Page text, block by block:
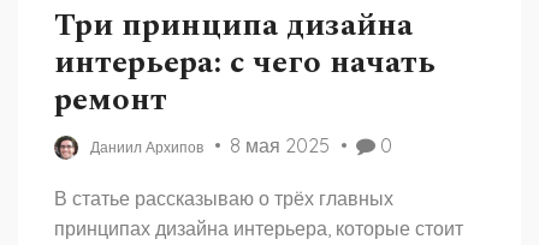
Три принципа дизайна
интерьера: с чего начать
ремонт
Даниил Архипов 8 мая 2025 0
В статье рассказываю о трёх главных
принципах дизайна интерьера, которые стоит